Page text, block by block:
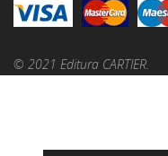
© 2021 Editura CARTIER.